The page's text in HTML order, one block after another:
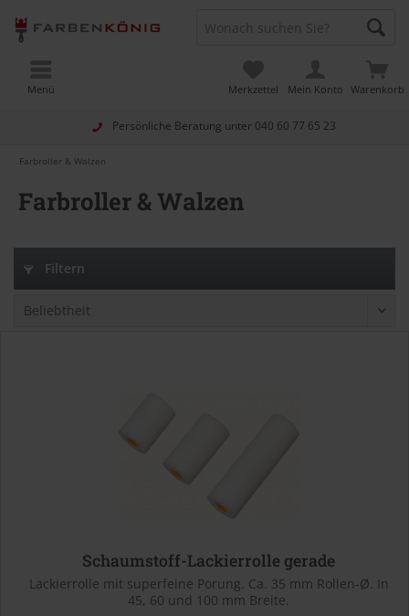
Persönliche Beratung unter 040 60 77 65 23
Warenkorb
Merkzettel Mein Konto
Menü
Farbroller & Walzen
Farbroller & Walzen
Filtern
Schaumstoff-Lackierrolle gerade
Lackierrolle mit superfeine Porung. Ca. 35 mm Rollen-Ø. In
45, 60 und 100 mm Breite.